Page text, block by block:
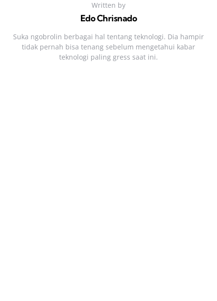
Written by
Edo Chrisnado
Suka ngobrolin berbagai hal tentang teknologi. Dia hampir
tidak pernah bisa tenang sebelum mengetahui kabar
teknologi paling gress saat ini.